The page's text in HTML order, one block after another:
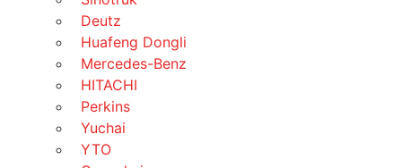
Deutz
Huafeng Dongli
Mercedes-Benz
HITACHI
Perkins
Yuchai
YTO